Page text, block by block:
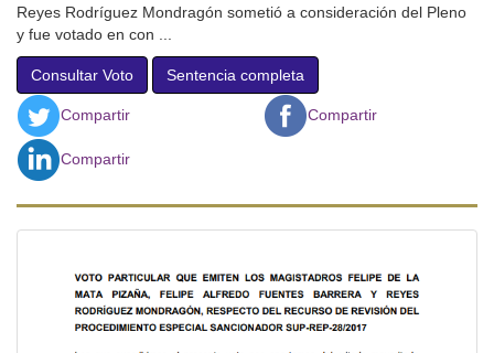
Reyes Rodríguez Mondragón sometió a consideración del Pleno
y fue votado en con ...
Consultar Voto Sentencia completa
Compartir Compartir
Compartir